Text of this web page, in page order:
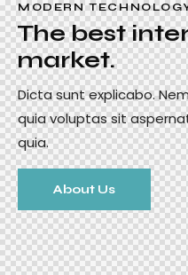
MODERN
The best
market.
Dicta sunt explicabo.
quia voluptas sit
quia.
About Us